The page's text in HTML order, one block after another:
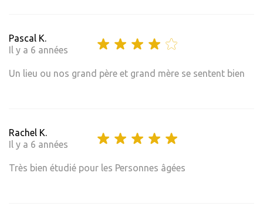
Pascal K.
Il y a 6 années
Un lieu ou nos grand père et grand mère se sentent bien
Rachel K.
Il y a 6 années
Très bien étudié pour les Personnes âgées